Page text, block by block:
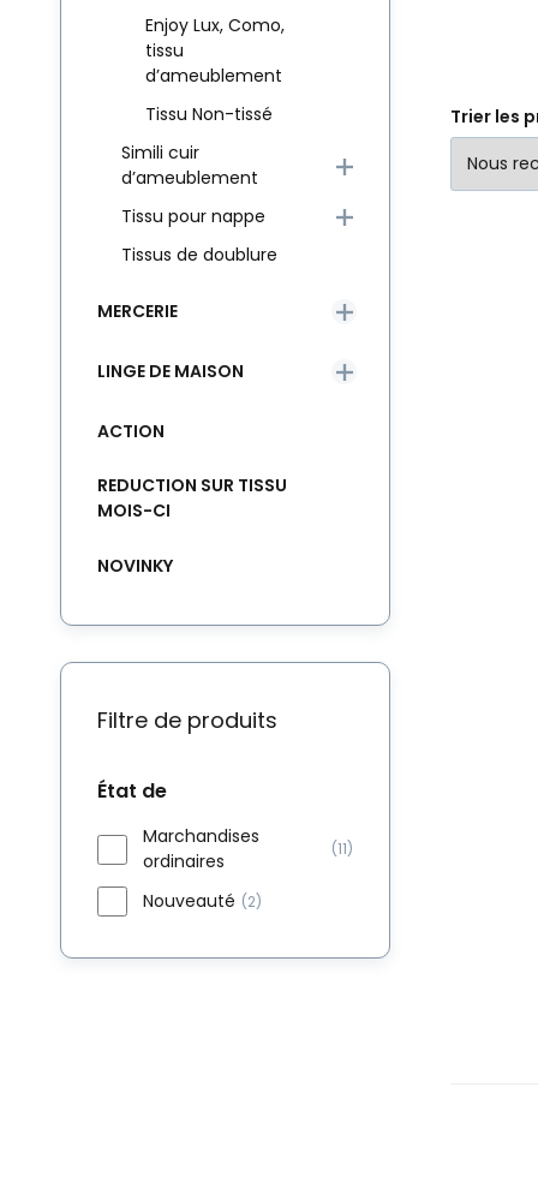
Trier les
Enjoy Lux, Como,
tissu
d’ameublement
Tissu Non-tissé
Simili cuir
d’ameublement
Tissu pour nappe
Tissus de doublure
MERCERIE
LINGE DE MAISON
ACTION
REDUCTION SUR TISSU
MOIS-CI
NOVINKY
Filtre de produits
État de
Marchandises
ordinaires
(11)
Nouveauté (2)